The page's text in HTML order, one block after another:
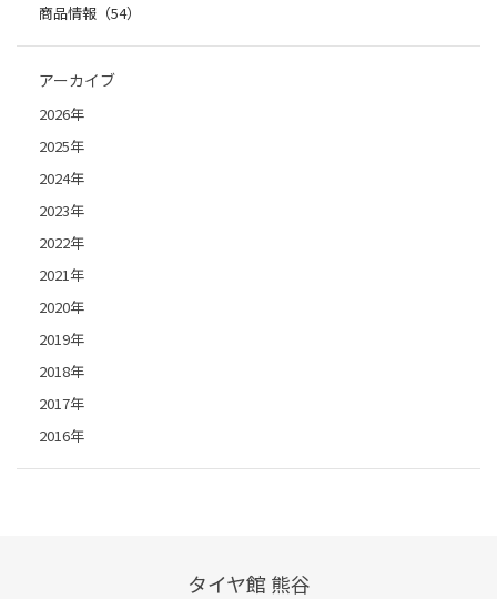
商品情報（54）
アーカイブ
2026年
2025年
2024年
2023年
2022年
2021年
2020年
2019年
2018年
2017年
2016年
タイヤ館 熊谷